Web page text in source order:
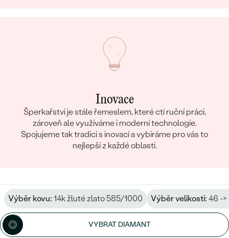
Inovace
Šperkařství je stále řemeslem, které ctí ruční práci,
zároveň ale využíváme i moderní technologie.
Spojujeme tak tradici s inovací a vybíráme pro vás to
nejlepší z každé oblasti.
Výběr kovu: 14k žluté zlato 585/1000 Výběr velikosti: 46 ->
VYBRAT DIAMANT